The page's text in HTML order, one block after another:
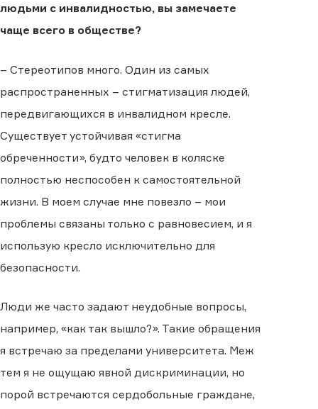
людьми с инвалидностью, вы замечаете
чаще всего в обществе?
– Стереотипов много. Один из самых
распространенных – стигматизация людей,
передвигающихся в инвалидном кресле.
Существует устойчивая «стигма
обреченности», будто человек в коляске
полностью неспособен к самостоятельной
жизни. В моем случае мне повезло – мои
проблемы связаны только с равновесием, и я
использую кресло исключительно для
безопасности.
Люди же часто задают неудобные вопросы,
например, «как так вышло?». Такие обращения
я встречаю за пределами университета. Меж
тем я не ощущаю явной дискриминации, но
порой встречаются сердобольные граждане,